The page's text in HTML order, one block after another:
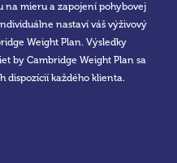
na mieru a zapojení pohybovej
nastaví váš výživový
Weight Plan. Výsledky
by Cambridge Weight Plan sa
dispozícií každého klienta.